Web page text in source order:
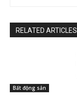
RELATED ARTICLES
Bất động sản